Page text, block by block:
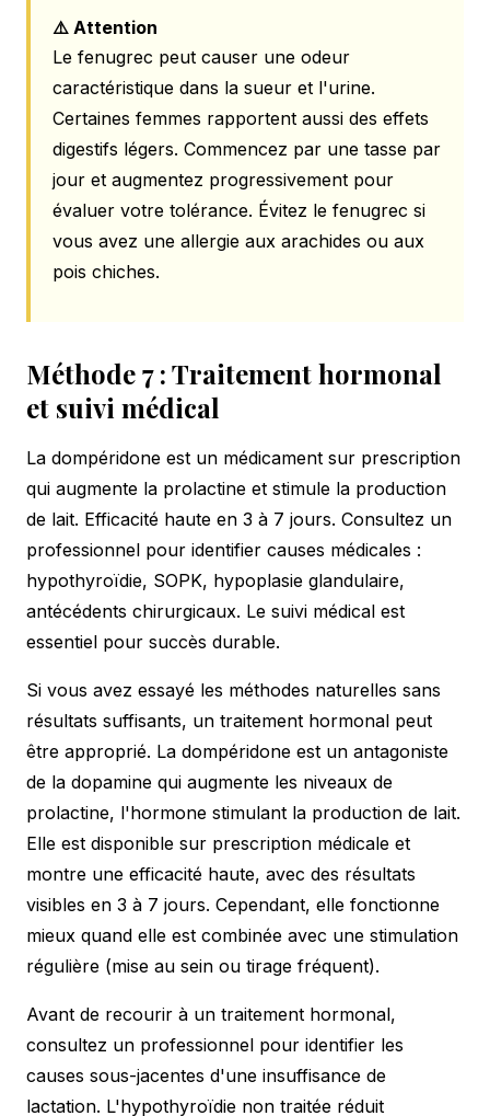
⚠️ Attention
Le fenugrec peut causer une odeur
caractéristique dans la sueur et l'urine.
Certaines femmes rapportent aussi des effets
digestifs légers. Commencez par une tasse par
jour et augmentez progressivement pour
évaluer votre tolérance. Évitez le fenugrec si
vous avez une allergie aux arachides ou aux
pois chiches.
Méthode 7 : Traitement hormonal
et suivi médical
La dompéridone est un médicament sur prescription
qui augmente la prolactine et stimule la production
de lait. Efficacité haute en 3 à 7 jours. Consultez un
professionnel pour identifier causes médicales :
hypothyroïdie, SOPK, hypoplasie glandulaire,
antécédents chirurgicaux. Le suivi médical est
essentiel pour succès durable.
Si vous avez essayé les méthodes naturelles sans
résultats suffisants, un traitement hormonal peut
être approprié. La dompéridone est un antagoniste
de la dopamine qui augmente les niveaux de
prolactine, l'hormone stimulant la production de lait.
Elle est disponible sur prescription médicale et
montre une efficacité haute, avec des résultats
visibles en 3 à 7 jours. Cependant, elle fonctionne
mieux quand elle est combinée avec une stimulation
régulière (mise au sein ou tirage fréquent).
Avant de recourir à un traitement hormonal,
consultez un professionnel pour identifier les
causes sous-jacentes d'une insuffisance de
lactation. L'hypothyroïdie non traitée réduit